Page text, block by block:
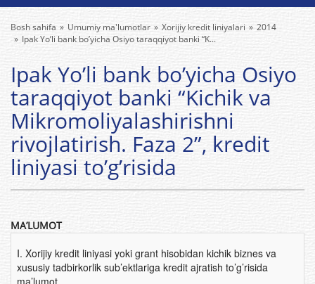
Bosh sahifa Umumiy ma'lumotlar Xorijiy kredit liniyalari
2014
Ipak Yo’li bank bo’yicha Osiyo taraqqiyot banki “K...
Ipak Yo’li bank bo’yicha Osiyo
taraqqiyot banki “Kichik va
Mikromoliyalashirishni
rivojlatirish. Faza 2”, kredit
liniyasi to’g’risida
MA’LUMOT
I. Xorijiy kredit liniyasi yoki grant hisobidan kichik biznes va
xususiy tadbirkorlik sub’ektlariga kredit ajratish to’g’risida
ma’lumot